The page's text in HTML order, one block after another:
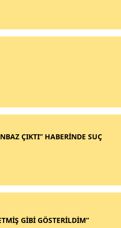
ÇIKTI” HABERİNDE SUÇ
GİBİ GÖSTERİLDİM”